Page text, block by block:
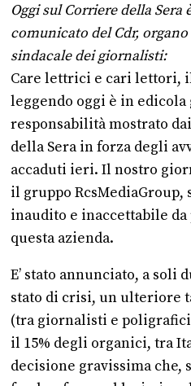
Oggi sul Corriere della Sera
comunicato del Cdr,
sindacale dei giornalisti:
Care lettrici e cari lettori,
leggendo oggi è in edicola
responsabilità mostrato
della Serain forza degli
accaduti ieri. Il nostro
il gruppo RcsMediaGroup,
inaudito e inaccettabile
questa azienda.
E’ stato annunciato, a soli
stato di crisi, un ulteriore
(tra giornalisti e
il 15% degli organici, tra
decisione gravissima che,